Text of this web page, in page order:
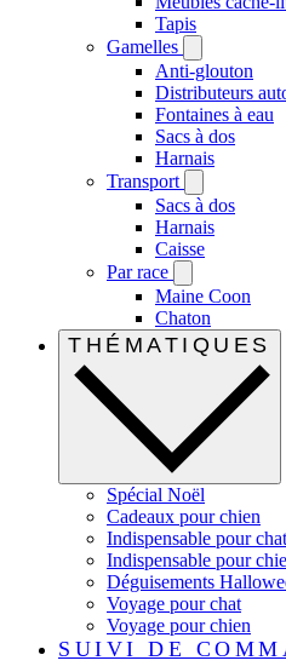
Tapis
Gamelles
Anti-glouton
Distributeurs
Fontaines à eau
Sacs à dos
Harnais
Transport
Sacs à dos
Harnais
Caisse
Par race
Maine Coon
Chaton
THÉMATIQUES
Spécial Noël
Cadeaux pour chien
Indispensable pour chat
Indispensable pour
Déguisements
Voyage pour chat
Voyage pour chien
SUIVI DE